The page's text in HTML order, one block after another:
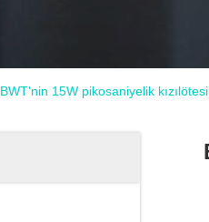
BWT'nin 15W pikosaniyelik